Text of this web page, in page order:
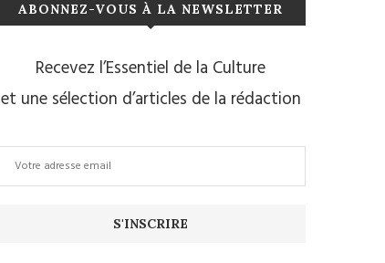
ABONNEZ-VOUS À LA NEWSLETTER
Recevez l’Essentiel de la Culture
et une sélection d’articles de la rédaction